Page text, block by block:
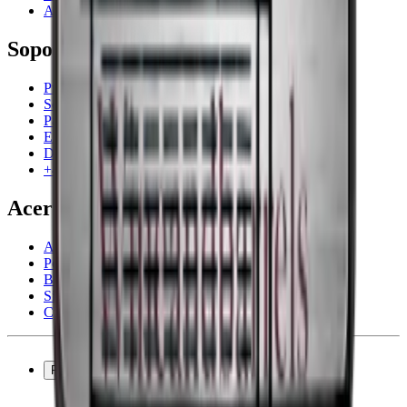
Accesorios para vino
Soporte
Preguntas frecuentes
Servicio
Pago
Entrega
Devolución
+44 3308 081634
Acerca de la empresa
Acerca de Wineandbarrels
Personas de contacto
Black Friday
Singles Day
Cyber Monday
Productos